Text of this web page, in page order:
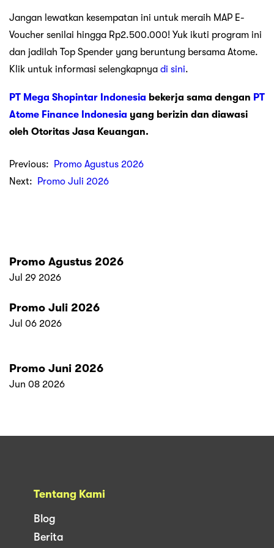
Jangan lewatkan kesempatan ini untuk meraih MAP E-
Voucher senilai hingga Rp2.500.000! Yuk ikuti program ini
dan jadilah Top Spender yang beruntung bersama Atome.
Klik untuk informasi selengkapnya di sini.
PT Mega Shopintar Indonesia bekerja sama dengan PT
Atome Finance Indonesia yang berizin dan diawasi
oleh Otoritas Jasa Keuangan.
Previous:
Promo Agustus 2026
Next:
Promo Juli 2026
Promo Agustus 2026
Jul 29 2026
Promo Juli 2026
Jul 06 2026
Promo Juni 2026
Jun 08 2026
Tentang Kami
Blog
Berita